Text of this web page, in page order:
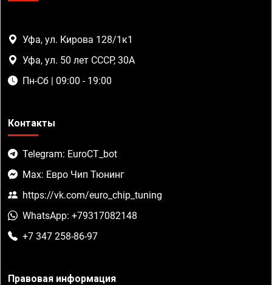
Уфа, ул. Кирова 128/1к1
Уфа, ул. 50 лет СССР, 30А
Пн-Сб | 09:00 - 19:00
Контакты
Telegram: EuroCT_bot
Max: Евро Чип Тюнинг
https://vk.com/euro_chip_tuning
WhatsApp: +79317082148
+7 347 258-86-97
Правовая информация